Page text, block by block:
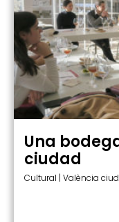
Una
ciudad
Cultural | València